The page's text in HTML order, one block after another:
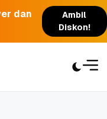
dan
Ambil
Diskon!